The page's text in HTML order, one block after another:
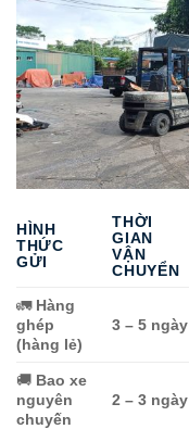
HÌNH
THỨC
GỬI
THỜI
GIAN
VẬN
CHUYỂN
🚛 Hàng
ghép
(hàng lẻ)
3 – 5 ngày
🚚 Bao xe
nguyên
chuyến
2 – 3 ngày